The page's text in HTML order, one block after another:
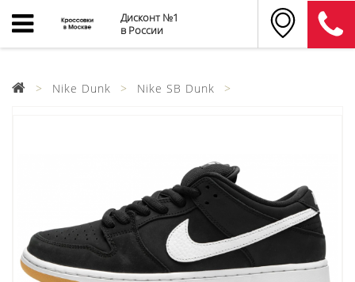
Дисконт №1
в России
Nike Dunk Nike SB Dunk